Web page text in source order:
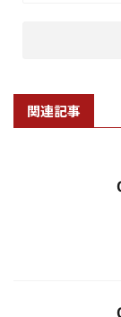
関連記事